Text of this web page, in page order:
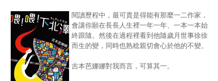
閱讀歷程中，最可貴是得能有那麼一二作家，
會讓你願在長長人生裡一年一年、一本一本始
終跟隨。然後在過程裡看到他隨歲月世事徐徐
而生的變，同時也熟稔親切會心於他的不變。
吉本芭娜娜對我而言，可算其一。